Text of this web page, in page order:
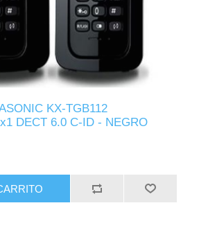
KX-TGB112
DECT 6.0 C-ID - NEGRO